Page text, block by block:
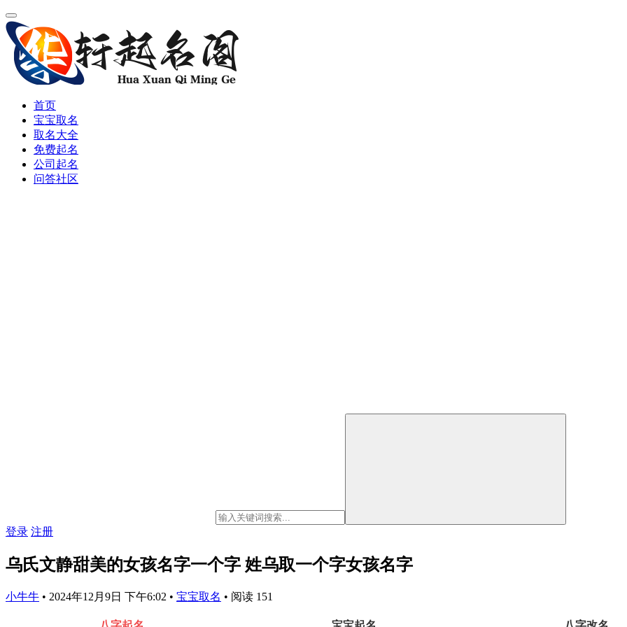
首页
宝宝取名
取名大全
免费起名
公司起名
问答社区
登录 注册
乌氏文静甜美的女孩名字一个字 姓乌取一个字女孩名字
小牛牛 • 2024年12月9日 下午6:02 • 宝宝取名 • 阅读 151